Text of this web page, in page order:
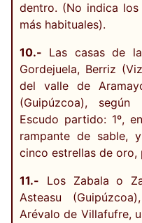
dentro. (No indica los
más habituales).
10.- Las casas de
Gordejuela, Berriz
del valle de
(Guipúzcoa),
Escudo partido: 1º,
rampante de sable,
cinco estrellas de oro,
11.- Los Zabala o
Asteasu
Arévalo de Villafufre,